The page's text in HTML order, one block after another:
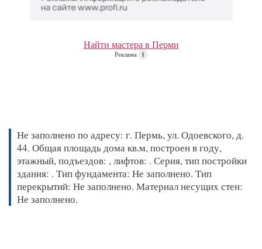
Найти мастера в Перми
Реклама i
Не заполнено по адресу: г. Пермь, ул. Одоевского, д.
44. Общая площадь дома кв.м, построен в году,
этажный, подъездов: , лифтов: . Серия, тип постройки
здания: . Тип фундамента: Не заполнено. Тип
перекрытий: Не заполнено. Материал несущих стен:
Не заполнено.